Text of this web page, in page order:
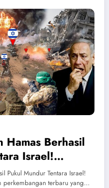
Hamas Berhasil
Israel!
Pukul Mundur Tentara Israel!
perkembangan terbaru yang…